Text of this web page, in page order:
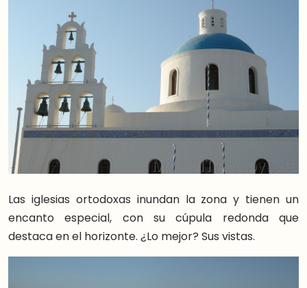
Las iglesias ortodoxas inundan la zona y tienen un
encanto especial, con su cúpula redonda que
destaca en el horizonte. ¿Lo mejor? Sus vistas.